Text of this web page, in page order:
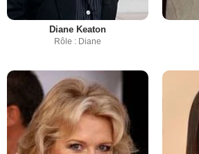
Diane Keaton
Rôle : Diane